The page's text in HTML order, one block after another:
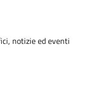
notizie ed eventi